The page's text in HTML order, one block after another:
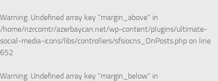
Warning: Undefined array key "margin_above" in
/home/nzrcomtr/azerbaycan.net/wp-content/plugins/ultimate-
social-media-icons/libs/controllers/sfsiocns_OnPosts.php on line
652
Warning: Undefined array key "margin_below" in
Skip to content